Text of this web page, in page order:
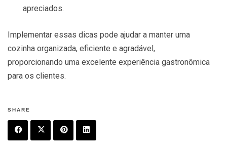
apreciados.
Implementar essas dicas pode ajudar a manter uma
cozinha organizada, eficiente e agradável,
proporcionando uma excelente experiência gastronômica
para os clientes.
SHARE